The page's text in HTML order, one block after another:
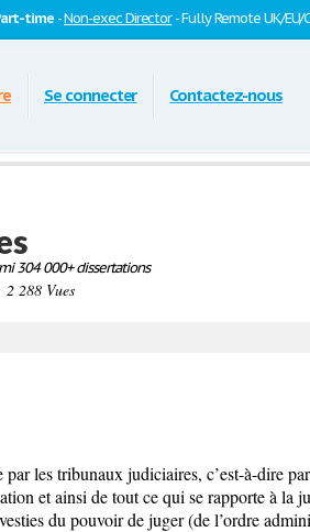
time -Non-exec Director- Fully Remote UK/EU/
Se connecter Contactez-nous
304 000+ dissertations
288 Vues
les tribunaux judiciaires, c’est-à-dire
et ainsi de tout ce qui se rapporte à la
du pouvoir de juger (de l’ordre